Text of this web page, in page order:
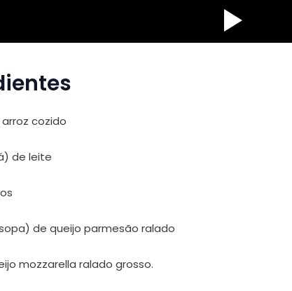
cozido
de leite
de queijo parmesão ralado
mozzarella ralado grosso.